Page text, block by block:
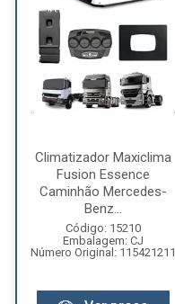
Climatizador Maxiclima
Fusion Essence
Caminhão Mercedes-
Benz...
Código: 15210
Embalagem: CJ
Número Original: 115421211